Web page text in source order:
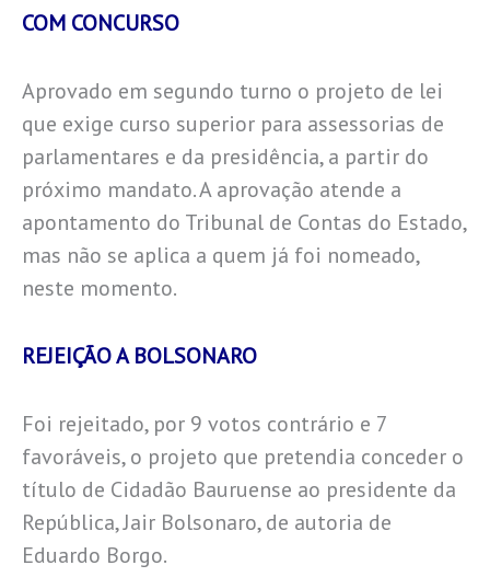
COM CONCURSO
Aprovado em segundo turno o projeto de lei
que exige curso superior para assessorias de
parlamentares e da presidência, a partir do
próximo mandato. A aprovação atende a
apontamento do Tribunal de Contas do Estado,
mas não se aplica a quem já foi nomeado,
neste momento.
REJEIÇÃO A BOLSONARO
Foi rejeitado, por 9 votos contrário e 7
favoráveis, o projeto que pretendia conceder o
título de Cidadão Bauruense ao presidente da
República, Jair Bolsonaro, de autoria de
Eduardo Borgo.